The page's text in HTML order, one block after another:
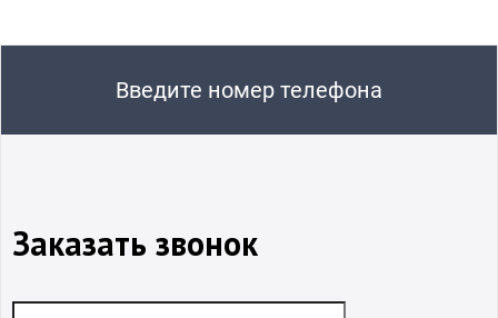
Введите номер телефона
Заказать звонок